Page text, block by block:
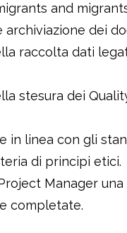
and migrants
dei
raccolta dati
stesura dei
in linea con gli
di principi etici.
Manager
completate.